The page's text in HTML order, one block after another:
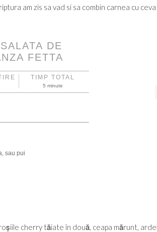
am zis sa vad si sa combin carnea cu
DE
FETTA
TIMP TOTAL
5 minute
sau pui
cherry tăiate în două, ceapa mărunt,